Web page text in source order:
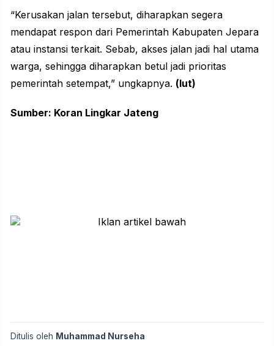
“Kerusakan jalan tersebut, diharapkan segera
mendapat respon dari Pemerintah Kabupaten Jepara
atau instansi terkait. Sebab, akses jalan jadi hal utama
warga, sehingga diharapkan betul jadi prioritas
pemerintah setempat,” ungkapnya. (lut)
Sumber: Koran Lingkar Jateng
Ditulis oleh Muhammad Nurseha